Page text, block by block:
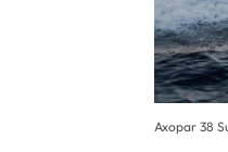
Axopar 38